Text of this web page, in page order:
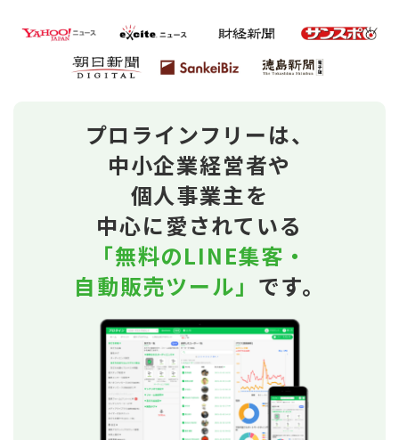
プロラインフリーは、
中小企業経営者や
個人事業主を
中心に愛されている
「無料のLINE集客・
自動販売ツール」 です。